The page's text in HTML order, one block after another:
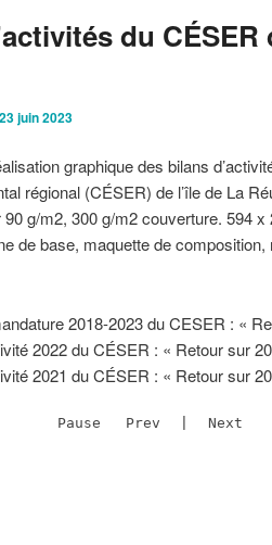
du CÉSER
juin 2023
graphique des bilans
régional (CÉSER) de l’île de La
g/m2, 300 g/m2 couverture. 594
de base, maquette de
2018-2023 du CESER : «
2022 du CÉSER : « Retour sur
2021 du CÉSER : « Retour sur
Pause Prev Next